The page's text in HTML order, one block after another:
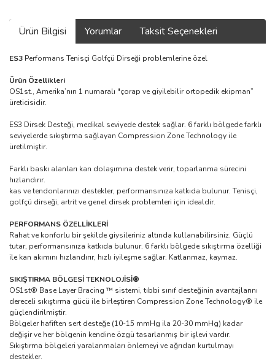
Ürün Bilgisi Yorumlar Taksit Seçenekleri
ES3 Performans Tenisçi Golfçü Dirseği problemlerine özel
Ürün Özellikleri
OS1st., Amerika’nın 1 numaralı "çorap ve giyilebilir ortopedik ekipman”
üreticisidir.
ES3 Dirsek Desteği, medikal seviyede destek sağlar. 6 farklı bölgede farklı
seviyelerde sıkıştırma sağlayan Compression Zone Technology ile
üretilmiştir.
Farklı baskı alanları kan dolaşımına destek verir, toparlanma sürecini
hızlandırır.
kas ve tendonlarınızı destekler, performansınıza katkıda bulunur. Tenisçi,
golfçü dirseği, artrit ve genel dirsek problemleri için idealdir.
PERFORMANS ÖZELLİKLERİ
Rahat ve konforlu bir şekilde giysileriniz altında kullanabilirsiniz. Güçlü
tutar, performansınıza katkıda bulunur. 6 farklı bölgede sıkıştırma özelliği
ile kan akımını hızlandırır, hızlı iyileşme sağlar. Katlanmaz, kaymaz.
SIKIŞTIRMA BÖLGESİ TEKNOLOJİSİ®
OS1st® Base Layer Bracing ™ sistemi, tıbbi sınıf desteğinin avantajlarını
dereceli sıkıştırma gücü ile birleştiren Compression Zone Technology® ile
güçlendirilmiştir.
Bölgeler hafiften sert desteğe (10-15 mmHg ila 20-30 mmHg) kadar
değişir ve her bölgenin kendine özgü tasarlanmış bir işlevi vardır.
Sıkıştırma bölgeleri yaralanmaları önlemeyi ve ağrıdan kurtulmayı
destekler.